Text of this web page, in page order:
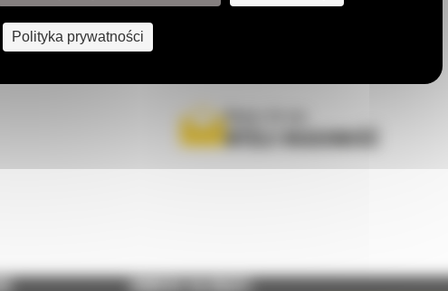
Napisz do nas
WYŚLIJ WIADOMOŚĆ
DOWIEDZ SIĘ WIĘCEJ
Polityka prywatności